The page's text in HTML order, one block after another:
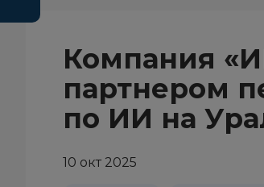
Компания
партнером
по ИИ на
10 окт 2025